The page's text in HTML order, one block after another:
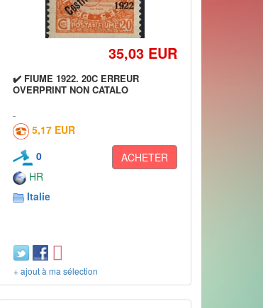
35,03 EUR
✔️ FIUME 1922. 20C ERREUR
OVERPRINT NON CATALO
5,17 EUR
0
ACHETER
HR
Italie
+ ajout à ma sélection